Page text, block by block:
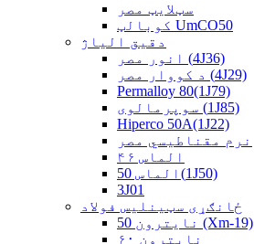
سټلایټ مصر
کوبالټ UmCO50
دقیق الیاژ
انور مصر (4J36)
د کووار مصر (4J29)
Permalloy 80(1J79)
سوپرمالوی (1J85)
Hiperco 50A(1J22)
نرم مقناطیسي مصر
الماس ۴۶
الماس 50(1J50)
3J01
ځانګړی سټینلیس فولاد
نايترون 50 (Xm-19)
نايترون ۶۰